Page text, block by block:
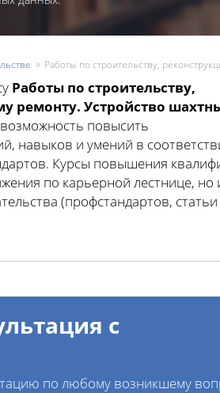
Работы по строительству,
Работы по строительству,
ремонту. Устройство
повысить
навыков и умений в
Курсы повышения
по карьерной лестнице, но
(профстандартов,
с
по любому возникшему